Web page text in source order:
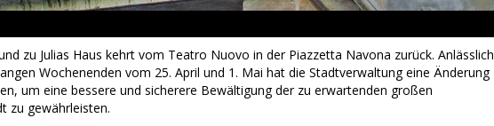
zu Julias Haus kehrt vom Teatro Nuovo in der Piazzetta Navona zurück. Anlässlich
Wochenenden vom 25. April und 1. Mai hat die Stadtverwaltung eine Änderung
um eine bessere und sicherere Bewältigung der zu erwartenden großen
zu gewährleisten.